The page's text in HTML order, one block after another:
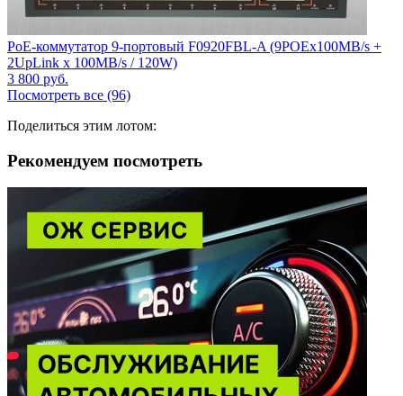
PoE-коммутатор 9-портовый F0920FBL-A (9POEx100MB/s +
2UpLink x 100MB/s / 120W)
3 800 руб.
Посмотреть все (96)
Поделиться этим лотом:
Рекомендуем посмотреть